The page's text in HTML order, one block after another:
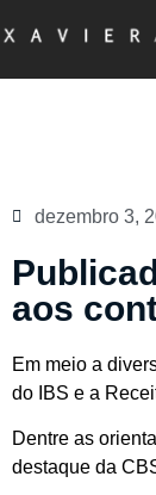
dezembro 3,
aos
Em meio a
do IBS e a
Dentre as
destaque da